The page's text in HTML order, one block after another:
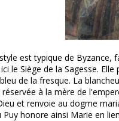
est typique de Byzance,
le Siège de la Sagesse.
de la fresque. La
à la mère de
et renvoie au dogme
Puy honore ainsi Marie en